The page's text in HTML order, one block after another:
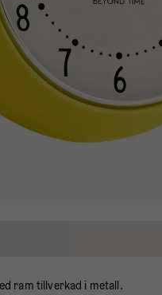
ram tillverkad i metall.